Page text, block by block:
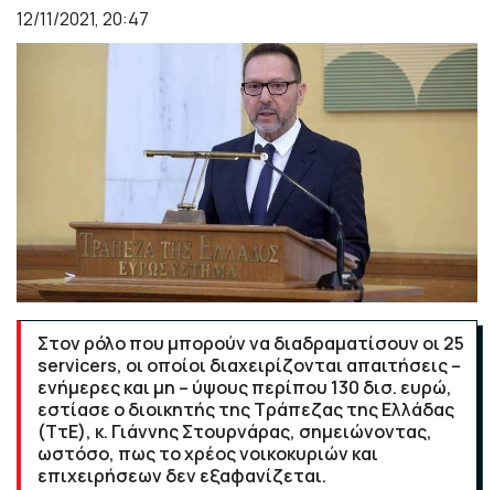
12/11/2021, 20:47
Στον ρόλο που μπορούν να διαδραματίσουν οι 25
servicers, οι οποίοι διαχειρίζονται απαιτήσεις –
ενήμερες και μη – ύψους περίπου 130 δισ. ευρώ,
εστίασε ο διοικητής της Τράπεζας της Ελλάδας
(ΤτΕ), κ. Γιάννης Στουρνάρας, σημειώνοντας,
ωστόσο, πως το χρέος νοικοκυριών και
επιχειρήσεων δεν εξαφανίζεται.